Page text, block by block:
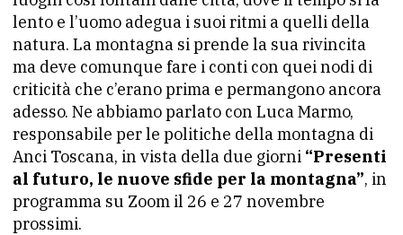
lento e l’uomo adegua i suoi ritmi a quelli della
natura. La montagna si prende la sua rivincita
ma deve comunque fare i conti con quei nodi di
criticità che c’erano prima e permangono ancora
adesso. Ne abbiamo parlato con Luca Marmo,
responsabile per le politiche della montagna di
Anci Toscana, in vista della due giorni “Presenti
al futuro, le nuove sfide per la montagna”, in
programma su Zoom il 26 e 27 novembre
prossimi.